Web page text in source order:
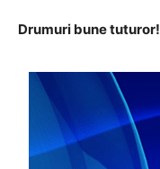
Drumuri bune tuturor!